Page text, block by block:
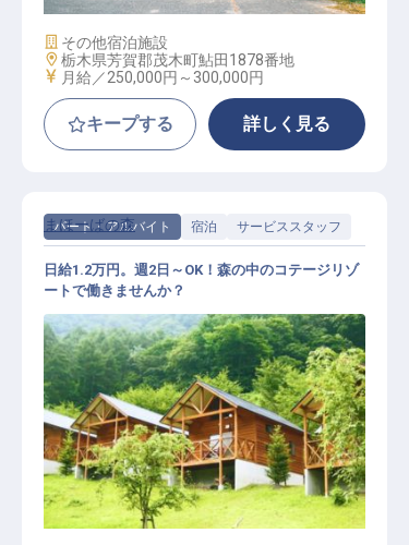
施設業態
その他宿泊施設
勤務地
栃木県芳賀郡茂木町鮎田1878番地
給与
月給／250,000円～ 300,000円
キープする 詳しく見る
パート・アルバイト 宿泊 サービススタッフ
サービススタッフ
まほーばの森
日給1.2万円。週2日～OK！森の中のコテージリゾ
ートで働きませんか？